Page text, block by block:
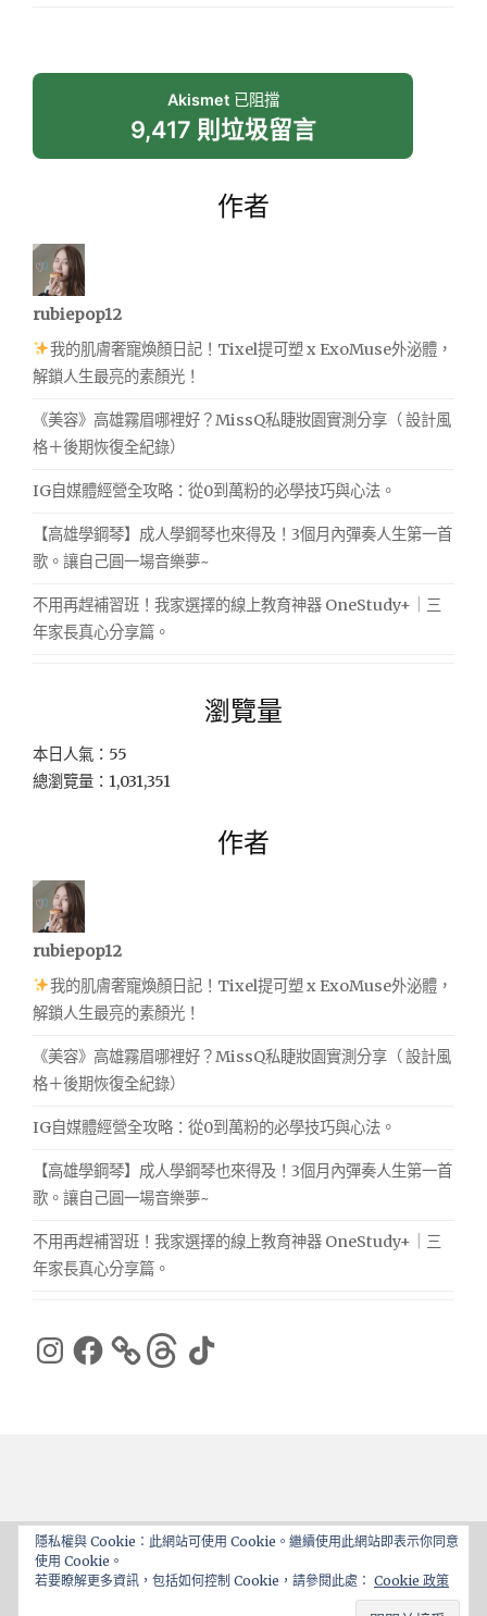
Akismet已阻擋
9,417 則垃圾留言
作者
rubiepop12
我的肌膚奢寵煥顏日記！Tixel提可塑 x ExoMuse外泌體，
解鎖人生最亮的素顏光！
《美容》高雄霧眉哪裡好？MissQ私睫妝園實測分享（ 設計風
格＋後期恢復全紀錄）
IG自媒體經營全攻略：從0到萬粉的必學技巧與心法。
【高雄學鋼琴】成人學鋼琴也來得及！3個月內彈奏人生第一首
歌。讓自己圓一場音樂夢~
不用再趕補習班！我家選擇的線上教育神器 OneStudy+｜三
年家長真心分享篇。
瀏覽量
本日人氣：55
總瀏覽量：1,031,351
作者
rubiepop12
我的肌膚奢寵煥顏日記！Tixel提可塑 x ExoMuse外泌體，
解鎖人生最亮的素顏光！
《美容》高雄霧眉哪裡好？MissQ私睫妝園實測分享（ 設計風
格＋後期恢復全紀錄）
IG自媒體經營全攻略：從0到萬粉的必學技巧與心法。
【高雄學鋼琴】成人學鋼琴也來得及！3個月內彈奏人生第一首
歌。讓自己圓一場音樂夢~
不用再趕補習班！我家選擇的線上教育神器 OneStudy+｜三
年家長真心分享篇。
Instagram
Facebook ThreadsTikTok
Proudly powered by WordPress |Theme: ajaira by
隱私權與 Cookie：此網站可使用 Cookie。繼續使用此網站即表示你同意
使用 Cookie。
若要瞭解更多資訊，包括如何控制 Cookie，請參閱此處： Cookie 政策